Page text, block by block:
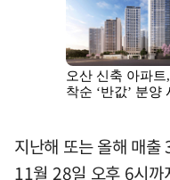
지난해 또는 올해 매출
11월 28일 오후 6시까